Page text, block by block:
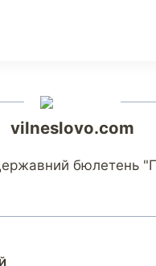
vilneslovo.com
бюлетень